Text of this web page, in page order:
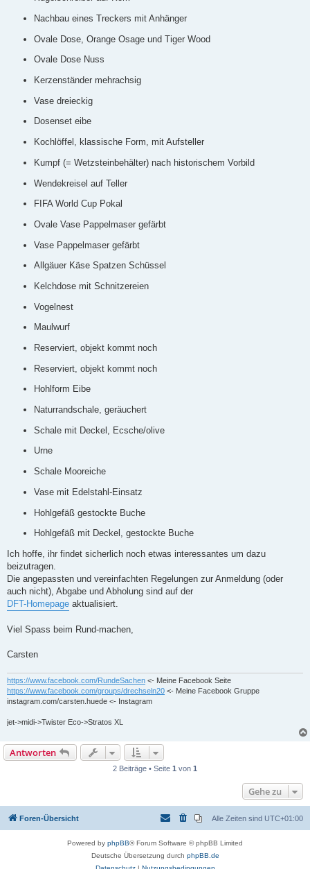
Nachbau eines Treckers mit Anhänger
Ovale Dose, Orange Osage und Tiger Wood
Ovale Dose Nuss
Kerzenständer mehrachsig
Vase dreieckig
Dosenset eibe
Kochlöffel, klassische Form, mit Aufsteller
Kumpf (= Wetzsteinbehälter) nach historischem Vorbild
Wendekreisel auf Teller
FIFA World Cup Pokal
Ovale Vase Pappelmaser gefärbt
Vase Pappelmaser gefärbt
Allgäuer Käse Spatzen Schüssel
Kelchdose mit Schnitzereien
Vogelnest
Maulwurf
Reserviert, objekt kommt noch
Reserviert, objekt kommt noch
Hohlform Eibe
Naturrandschale, geräuchert
Schale mit Deckel, Ecsche/olive
Urne
Schale Mooreiche
Vase mit Edelstahl-Einsatz
Hohlgefäß gestockte Buche
Hohlgefäß mit Deckel, gestockte Buche
Ich hoffe, ihr findet sicherlich noch etwas interessantes um dazu
beizutragen.
Die angepassten und vereinfachten Regelungen zur Anmeldung (oder
auch nicht), Abgabe und Abholung sind auf der
DFT-Homepage aktualisiert.
Viel Spass beim Rund-machen,
Carsten
https://www.facebook.com/RundeSachen <- Meine Facebook Seite
https://www.facebook.com/groups/drechseln20 <- Meine Facebook Gruppe
instagram.com/carsten.huede <- Instagram
jet->midi->Twister Eco->Stratos XL
Antworten
2 Beiträge • Seite 1 von 1
Gehe zu
Foren-Übersicht Alle Zeiten sind UTC+01:00
Powered by phpBB® Forum Software © phpBB Limited
Deutsche Übersetzung durch phpBB.de